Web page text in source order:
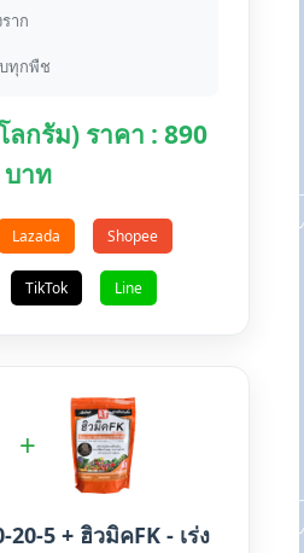
ราก
บทุกพืช
ลกรัม) ราคา : 890
บาท
Lazada Shopee
TikTok Line
+
20-5 + ฮิวมิคFK - เร่ง